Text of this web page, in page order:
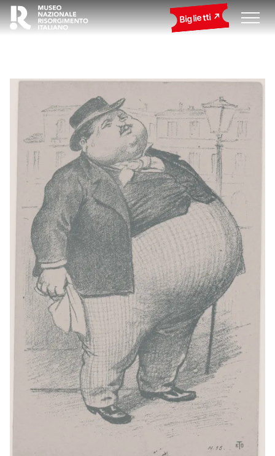
Biglietti